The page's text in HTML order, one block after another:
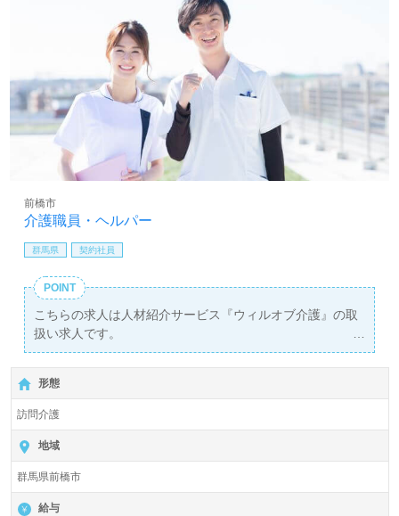
介護職員・ヘルパー
前橋市
群馬県 契約社員
POINT
こちらの求人は人材紹介サービス『ウィルオブ介護』の取
扱い求人です。
詳細に関してお気軽にご相談ください♪
【無料】で皆さんの転職活動をサポートいたします。
形態
訪問介護
地域
群馬県前橋市
給与